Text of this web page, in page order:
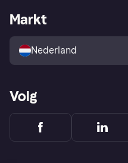
Winkeloverzicht
Kopersbescherming voor
consumenten
Zakelijke login
Markt
Nederland
Volg